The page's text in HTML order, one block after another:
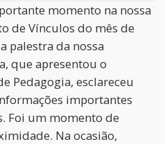
momento na nossa
de Vínculos do mês de
palestra da nossa
que apresentou o
Pedagogia, esclareceu
importantes
Foi um momento de
Na ocasião,